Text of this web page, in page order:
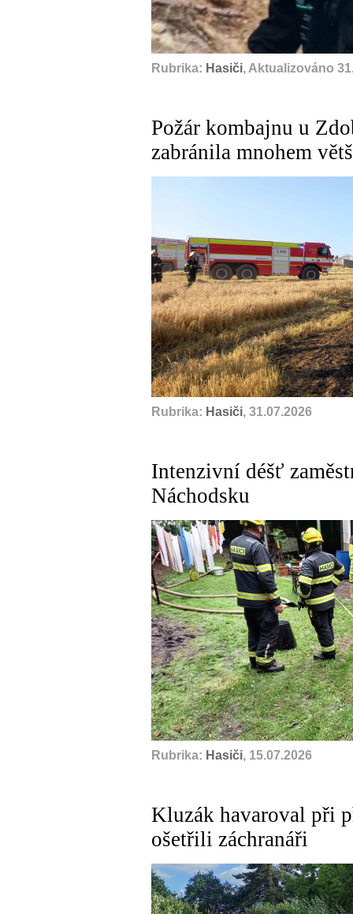
Rubrika: Hasiči, Aktualizováno
Požár kombajnu u
zabránila mnohem
Rubrika: Hasiči, 31.07.2026
Intenzivní déšť
Náchodsku
Rubrika: Hasiči, 15.07.2026
Kluzák havaroval při
ošetřili záchranáři